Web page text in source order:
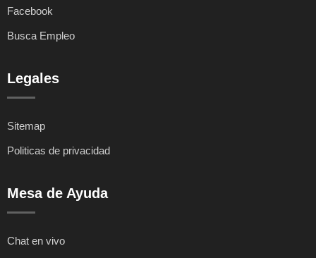
Facebook
Busca Empleo
Legales
Sitemap
Politicas de privacidad
Mesa de Ayuda
Chat en vivo